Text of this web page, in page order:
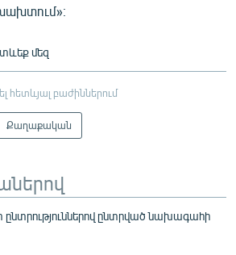
մեզ
հետևյալ բաժիններում
Քաղաքական
ընտրված նախագահի